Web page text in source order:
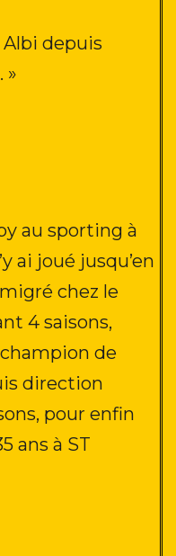
Albi depuis
. »
au sporting à
ai joué jusqu’en
chez le
4 saisons,
de
direction
pour enfin
ans à ST